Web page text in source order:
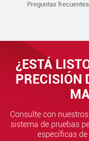
Preguntas frecuentes
¿ESTÁ
PRECISIÓN
Consulte con
sistema de pruebas
específicas